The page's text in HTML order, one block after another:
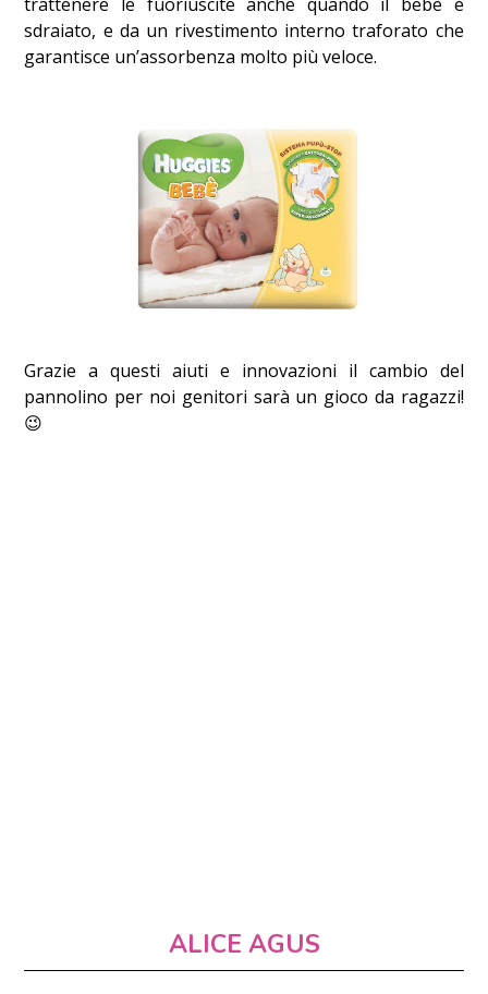
sdraiato, e da un rivestimento interno traforato che
garantisce un’assorbenza molto più veloce.
Grazie a questi aiuti e innovazioni il cambio del
pannolino per noi genitori sarà un gioco da ragazzi!
😉
ALICE AGUS